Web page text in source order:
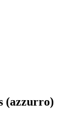
(azzurro)